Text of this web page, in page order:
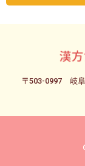
〒503-0997 岐